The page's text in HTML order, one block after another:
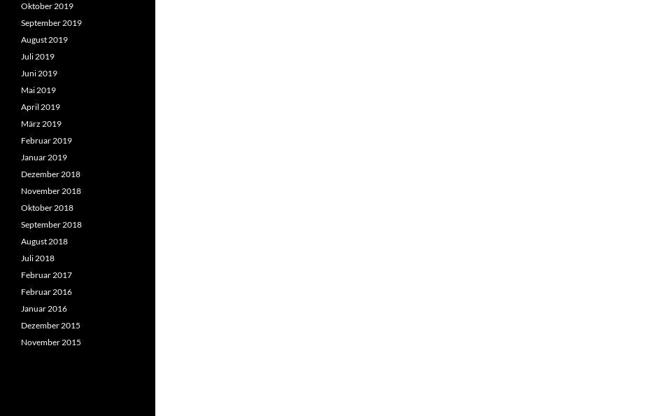
Oktober 2019
September 2019
August 2019
Juli 2019
Juni 2019
Mai 2019
April 2019
März 2019
Februar 2019
Januar 2019
Dezember 2018
November 2018
Oktober 2018
September 2018
August 2018
Juli 2018
Februar 2017
Februar 2016
Januar 2016
Dezember 2015
November 2015